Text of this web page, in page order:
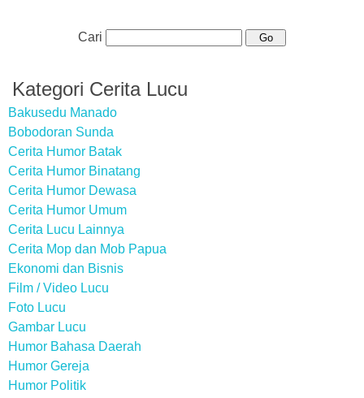
Cari
Kategori Cerita Lucu
Bakusedu Manado
Bobodoran Sunda
Cerita Humor Batak
Cerita Humor Binatang
Cerita Humor Dewasa
Cerita Humor Umum
Cerita Lucu Lainnya
Cerita Mop dan Mob Papua
Ekonomi dan Bisnis
Film / Video Lucu
Foto Lucu
Gambar Lucu
Humor Bahasa Daerah
Humor Gereja
Humor Politik